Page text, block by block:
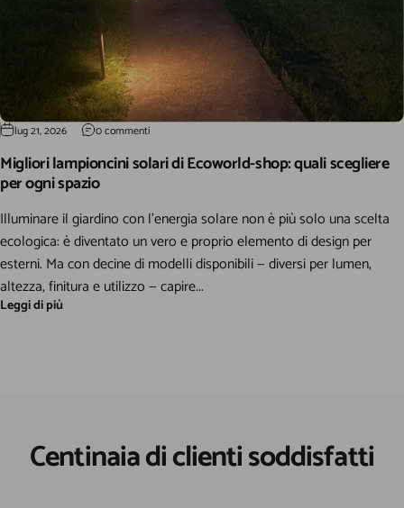
lug 21, 2026 0 commenti
Migliori lampioncini solari di Ecoworld-shop: quali scegliere
per ogni spazio
Illuminare il giardino con l'energia solare non è più solo una scelta
ecologica: è diventato un vero e proprio elemento di design per
esterni. Ma con decine di modelli disponibili — diversi per lumen,
altezza, finitura e utilizzo — capire...
Leggi di più
Centinaia di clienti soddisfatti